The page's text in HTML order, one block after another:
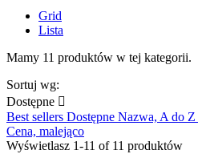
Grid
Lista
Mamy 11 produktów w tej kategorii.
Sortuj wg:
Dostępne 
Best sellers Dostępne Nazwa, A do Z
Cena, malejąco
Wyświetlasz 1-11 of 11 produktów